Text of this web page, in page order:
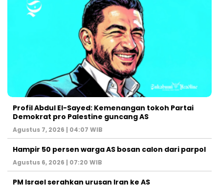
Profil Abdul El-Sayed: Kemenangan tokoh Partai
Demokrat pro Palestine guncang AS
Agustus 7, 2026 | 04:07 WIB
Hampir 50 persen warga AS bosan calon dari parpol
Agustus 6, 2026 | 07:20 WIB
PM Israel serahkan urusan Iran ke AS